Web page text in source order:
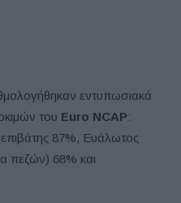
εντυπωσιακά
του Euro NCAP:
επιβάτης 87%, Ευάλωτος
πεζών) 68% και